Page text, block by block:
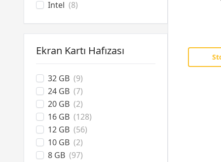
Intel (8)
Ekran Kartı Hafızası
32 GB (9)
24 GB (7)
20 GB (2)
16 GB (128)
12 GB (56)
10 GB (2)
8 GB (97)